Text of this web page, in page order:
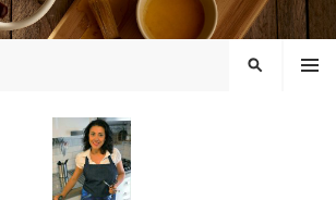
MENU
CERCA